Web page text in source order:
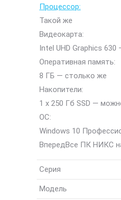
Процессор:
Такой же
Видеокарта:
Intel UHD Graphics
Оперативная память:
8 ГБ — столько же
Накопители:
1 x 250 Гб SSD —
ОС:
Windows 10
ВпередВсе ПК НИКС
Серия
Модель